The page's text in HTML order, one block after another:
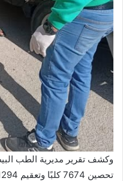
وكشف تقرير مديرية الطب